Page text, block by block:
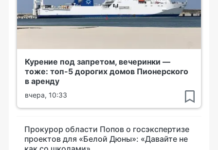
Курение под запретом, вечеринки —
тоже: топ-5 дорогих домов Пионерского
в аренду
вчера, 10:33
Прокурор области Попов о госэкспертизе
проектов для «Белой Дюны»: «Давайте не